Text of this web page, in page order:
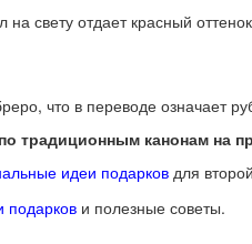
свету отдает красный
что в переводе означает
традиционным канонам на
идеи подарков для
подарков и полезные советы.